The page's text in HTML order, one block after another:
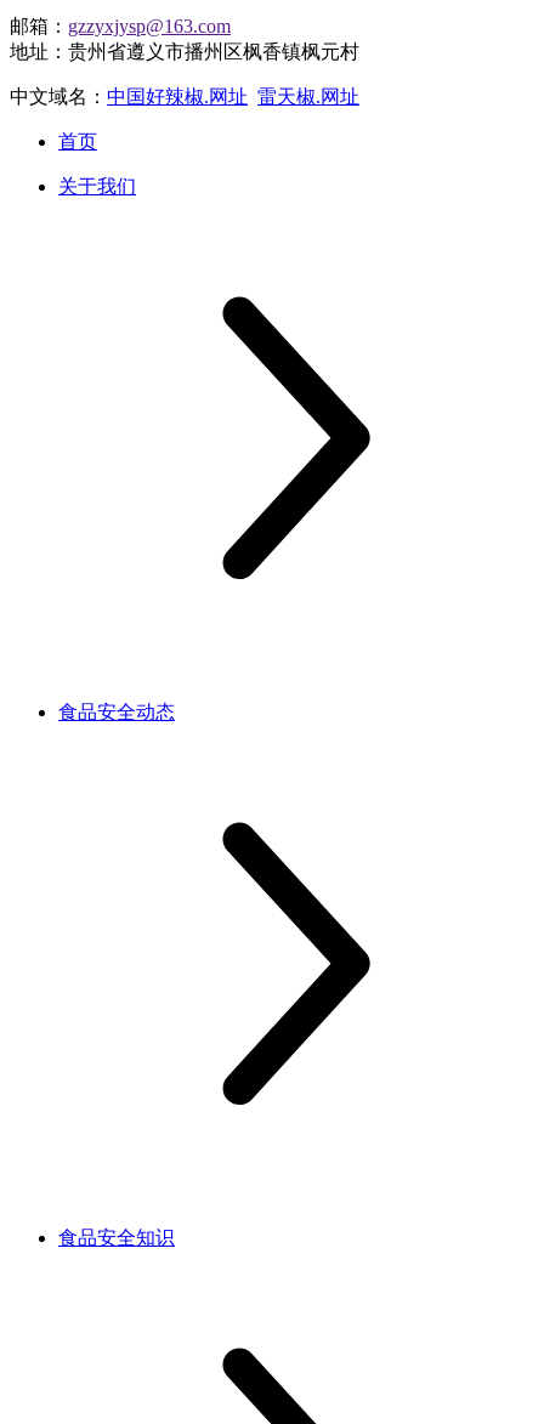
邮箱： gzzyxjysp@163.com
地址：贵州省遵义市播州区枫香镇枫元村
中文域名： 中国好辣椒.网址 雷天椒.网址
首页
关于我们
食品安全动态
食品安全知识